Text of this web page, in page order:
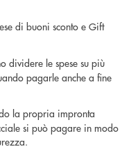
di buoni sconto e Gift
dividere le spese su più
pagarle anche a fine
la propria impronta
si può pagare in modo